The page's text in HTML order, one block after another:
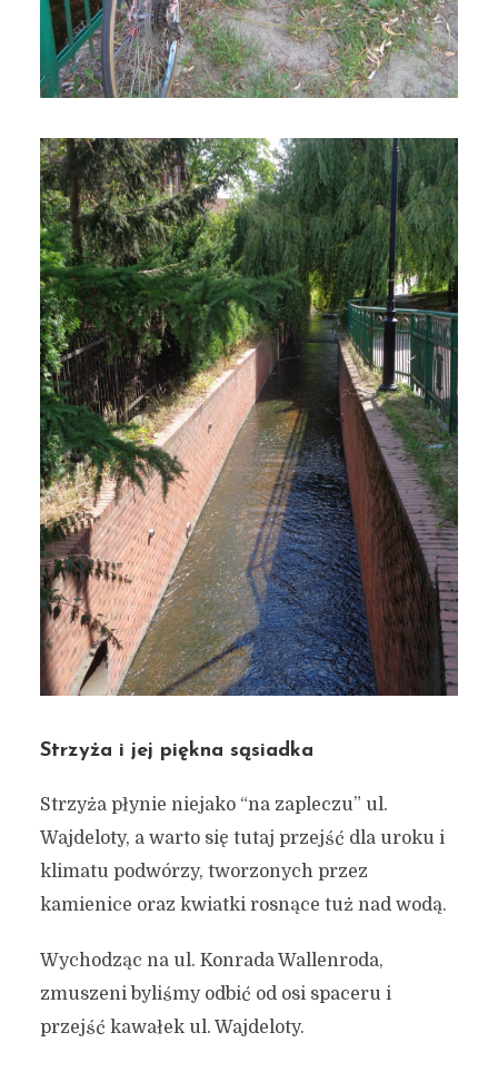
10 stycznia 2019
4 min czytania
Autor:Kamil Sulewski
Strzyża i jej piękna sąsiadka
Strzyża płynie niejako “na zapleczu” ul.
Wajdeloty, a warto się tutaj przejść dla uroku i
klimatu podwórzy, tworzonych przez
kamienice oraz kwiatki rosnące tuż nad wodą.
Wychodząc na ul. Konrada Wallenroda,
zmuszeni byliśmy odbić od osi spaceru i
przejść kawałek ul. Wajdeloty.